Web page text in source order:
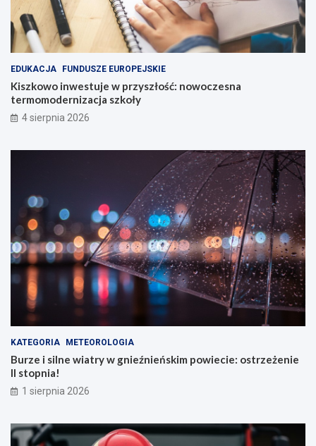
EDUKACJA FUNDUSZE EUROPEJSKIE
Kiszkowo inwestuje w przyszłość: nowoczesna
termomodernizacja szkoły
4 sierpnia 2026
KATEGORIA METEOROLOGIA
Burze i silne wiatry w gnieźnieńskim powiecie: ostrzeżenie
II stopnia!
1 sierpnia 2026